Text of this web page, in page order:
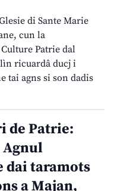
di Sante Marie
cun la
Patrie dal
ricuardâ ducj i
tai agns si son dadis
de Patrie:
Agnul
dai taramots
a Majan,